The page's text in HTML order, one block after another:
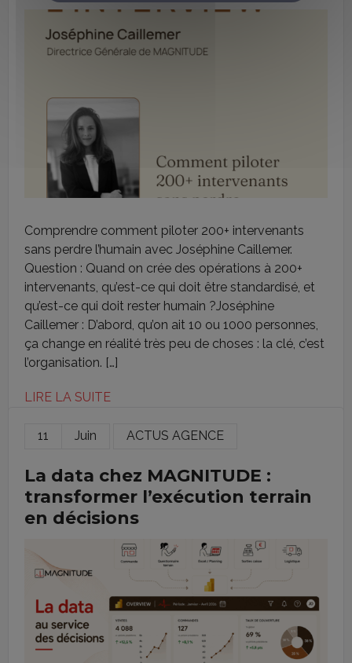
Comprendre comment piloter 200+ intervenants
sans perdre l’humain avec Joséphine Caillemer.
Question : Quand on crée des opérations à 200+
intervenants, qu’est-ce qui doit être standardisé, et
qu’est-ce qui doit rester humain ?Joséphine
Caillemer : D’abord, qu’on ait 10 ou 1000 personnes,
ça change en réalité très peu de choses : la clé, c’est
l’organisation. […]
LIRE LA SUITE
11 Juin ACTUS AGENCE
La data chez MAGNITUDE :
transformer l’exécution terrain
en décisions